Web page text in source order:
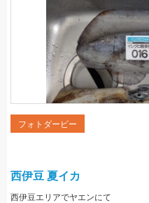
フォトダービー
西伊豆 夏イカ
西伊豆エリアでヤエンにて